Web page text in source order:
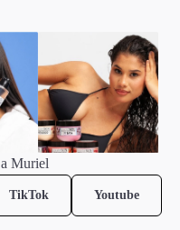
Muriel
TikTok Youtube